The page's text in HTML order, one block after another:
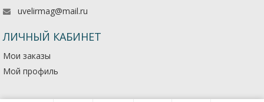
uvelirmag@mail.ru
ЛИЧНЫЙ КАБИНЕТ
Мои заказы
Мой профиль